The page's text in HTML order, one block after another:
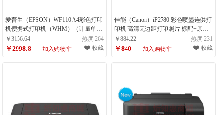
爱普生（EPSON）WF110 A4彩色打印
机便携式打印机（WHM）（计量单
位：台）
￥3156.64 热度 264
￥2998.8 加入购物车 收藏
佳能（Canon）iP2780 彩色喷墨连供打
印机 高清无边距打印照片 标配+原装
墨盒（单位：台）
￥884.22 热度 231
￥840 加入购物车 收藏